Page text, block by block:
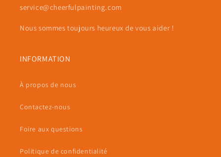
service@cheerfulpainting.com
Nous sommes toujours heureux de vous aider !
INFORMATION
À propos de nous
Contactez-nous
Foire aux questions
Politique de confidentialité